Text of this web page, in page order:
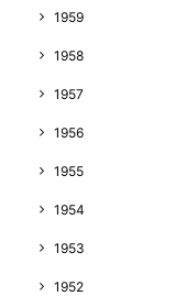
1959
1958
1957
1956
1955
1954
1953
1952